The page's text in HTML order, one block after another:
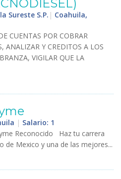
)
Sureste S.P. | Coahuila,
CUENTAS POR COBRAR
, ANALIZAR Y CREDITOS A LOS
, VIGILAR QUE LA
| Salario: 1
Reconocido Haz tu carrera
de Mexico y una de las mejores...